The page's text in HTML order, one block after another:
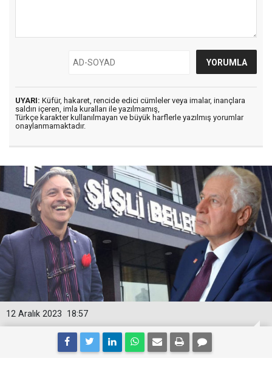
UYARI: Küfür, hakaret, rencide edici cümleler veya imalar, inançlara
saldırı içeren, imla kuralları ile yazılmamış,
Türkçe karakter kullanılmayan ve büyük harflerle yazılmış yorumlar
onaylanmamaktadır.
18:57
12 Aralık 2023